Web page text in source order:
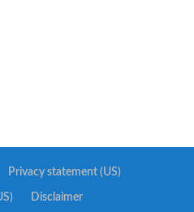
Privacy statement (US)
Disclaimer